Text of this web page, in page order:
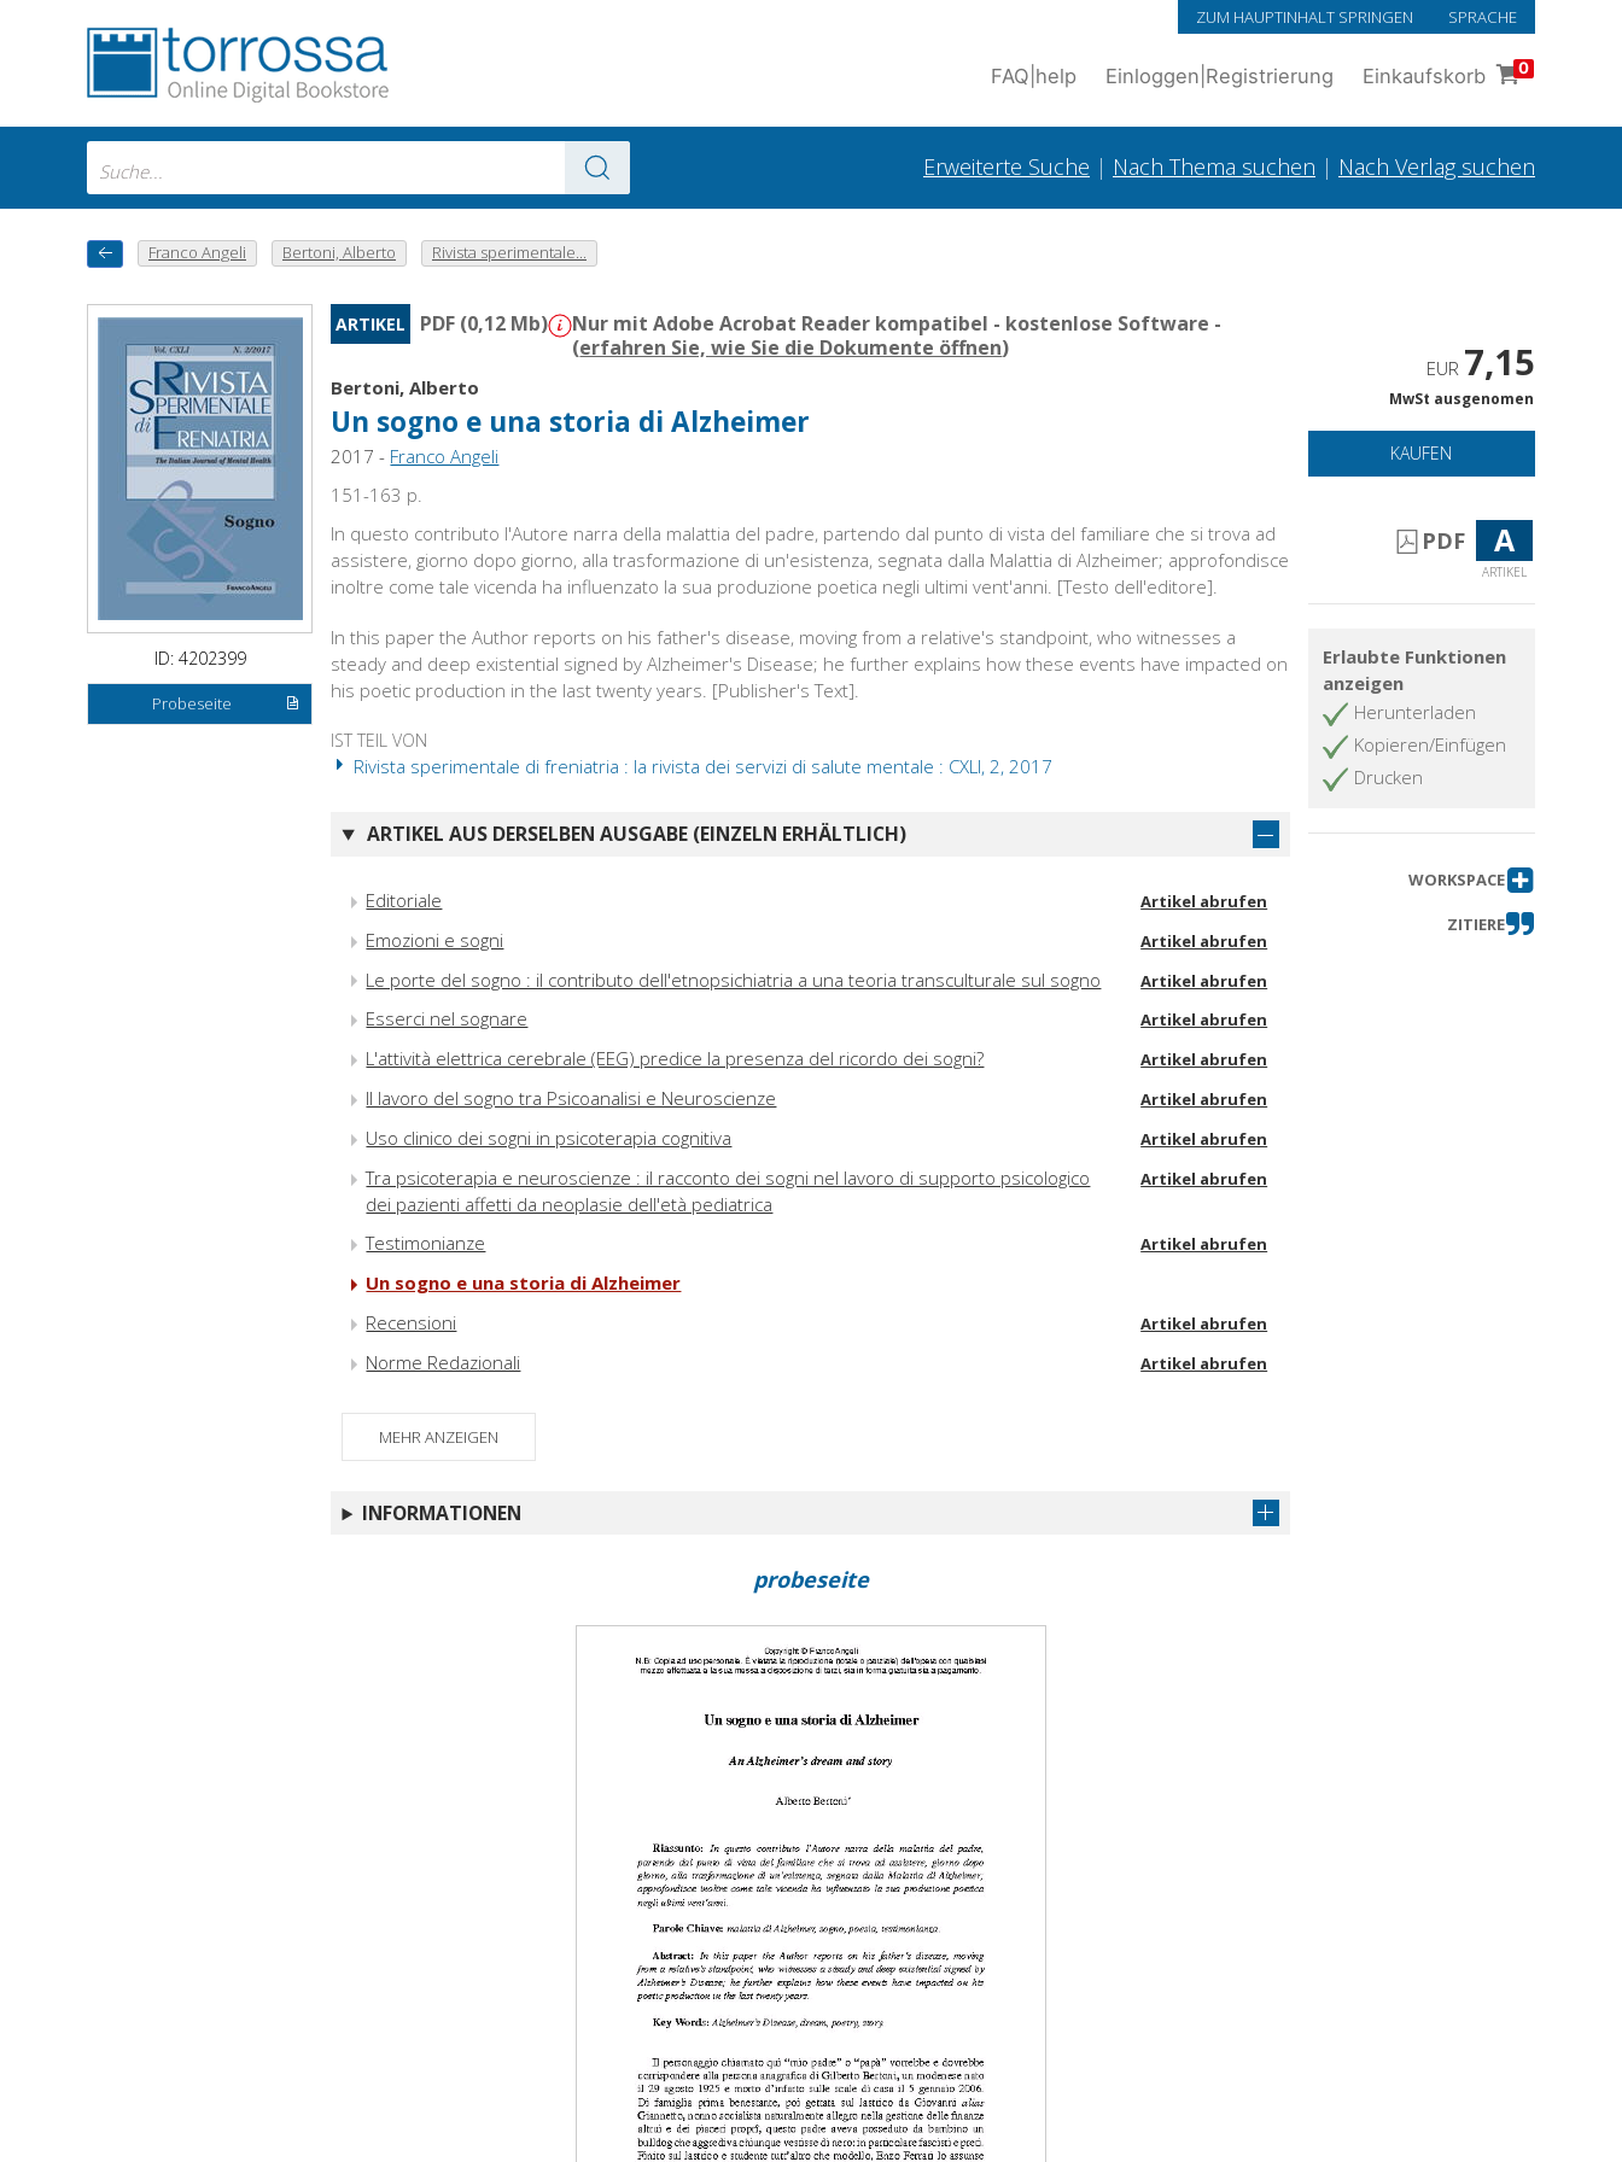
ZUM HAUPTINHALT SPRINGEN SPRACHE
FAQ help Einloggen Registrierung Einkaufskorb 0
Erweiterte Suche | Nach Thema suchen | Nach Verlag suchen
Franco Angeli Bertoni, Alberto Rivista sperimentale...
ID: 4202399
Probeseite
ARTIKEL PDF (0,12 Mb)
Nur mit Adobe Acrobat Reader kompatibel - kostenlose Software -
(erfahren Sie, wie Sie die Dokumente öffnen)
Bertoni, Alberto
Un sogno e una storia di Alzheimer
2017 - Franco Angeli
151-163 p.
In questo contributo l'Autore narra della malattia del padre, partendo dal punto di vista del familiare che si trova ad
assistere, giorno dopo giorno, alla trasformazione di un'esistenza, segnata dalla Malattia di Alzheimer; approfondisce
inoltre come tale vicenda ha influenzato la sua produzione poetica negli ultimi vent'anni. [Testo dell'editore].
In this paper the Author reports on his father's disease, moving from a relative's standpoint, who witnesses a
steady and deep existential signed by Alzheimer's Disease; he further explains how these events have impacted on
his poetic production in the last twenty years. [Publisher's Text].
IST TEIL VON
Rivista sperimentale di freniatria : la rivista dei servizi di salute mentale : CXLI, 2, 2017
ARTIKEL AUS DERSELBEN AUSGABE (EINZELN ERHÄLTLICH)
Editoriale Artikel abrufen
Emozioni e sogni Artikel abrufen
Le porte del sogno : il contributo dell'etnopsichiatria a una teoria transculturale sul sogno Artikel abrufen
Esserci nel sognare Artikel abrufen
L'attività elettrica cerebrale (EEG) predice la presenza del ricordo dei sogni? Artikel abrufen
Il lavoro del sogno tra Psicoanalisi e Neuroscienze Artikel abrufen
Uso clinico dei sogni in psicoterapia cognitiva Artikel abrufen
Tra psicoterapia e neuroscienze : il racconto dei sogni nel lavoro di supporto psicologico
dei pazienti affetti da neoplasie dell'età pediatrica
Artikel abrufen
Testimonianze Artikel abrufen
Un sogno e una storia di Alzheimer
Recensioni
Artikel abrufen
Norme Redazionali Artikel abrufen
MEHR ANZEIGEN
INFORMATIONEN
EUR 7,15
MwSt ausgenomen
KAUFEN
PDF A
ARTIKEL
Erlaubte Funktionen
anzeigen
Herunterladen
Kopieren/Einfügen
Drucken
WORKSPACE
ZITIERE
probeseite